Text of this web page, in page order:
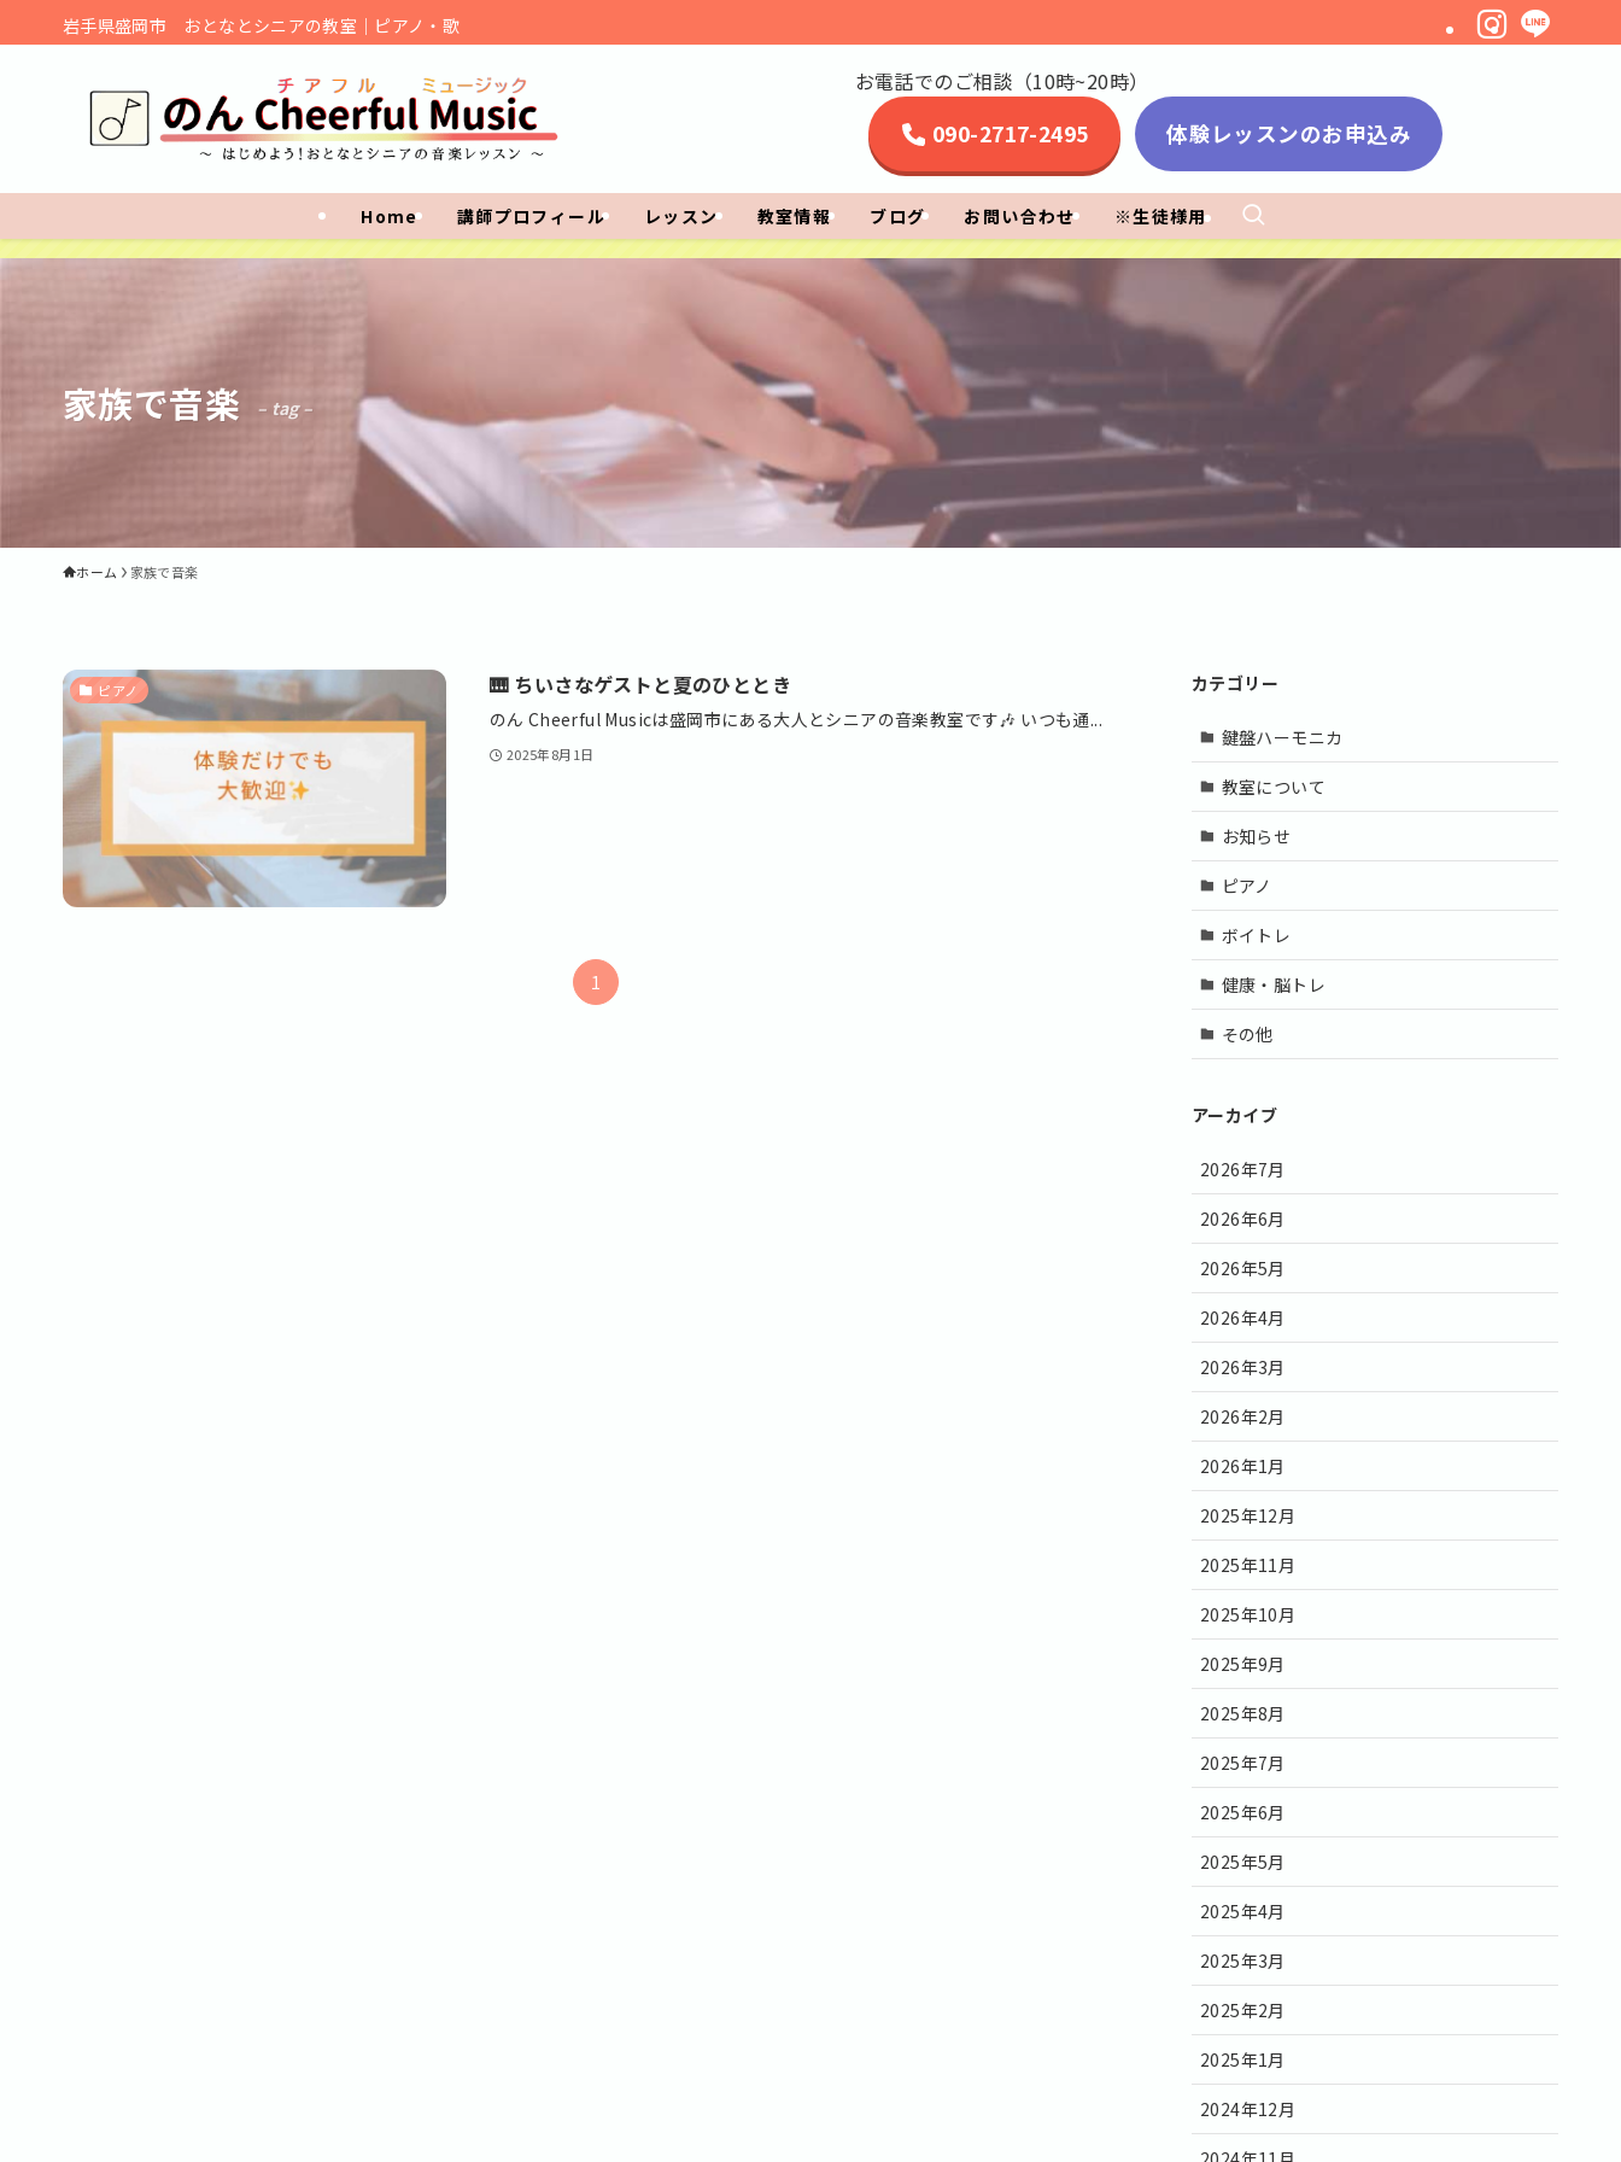
岩手県盛岡市 おとなとシニアの教室｜ピアノ・歌
Home 講師プロフィール レッスン 教室情報 ブログ お問い合わせ ※生徒様用
お電話でのご相談（10時~20時）
090-2717-2495 体験レッスンのお申込み
家族で音楽 – tag –
ホーム 家族で音楽
ピアノ 🎹 ちいさなゲストと夏のひととき
のん Cheerful Musicは盛岡市にある大人とシニアの音楽教室です🎶 いつも通...
2025年8月1日
1
カテゴリー
鍵盤ハーモニカ
教室について
お知らせ
ピアノ
ボイトレ
健康・脳トレ
その他
アーカイブ
2026年7月
2026年6月
2026年5月
2026年4月
2026年3月
2026年2月
2026年1月
2025年12月
2025年11月
2025年10月
2025年9月
2025年8月
2025年7月
2025年6月
2025年5月
2025年4月
2025年3月
2025年2月
2025年1月
2024年12月